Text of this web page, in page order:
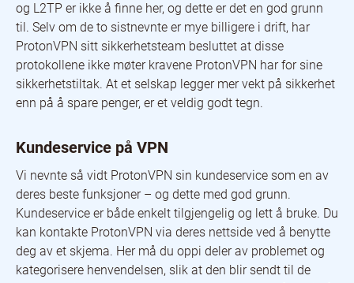
og L2TP er ikke å finne her, og dette er det en god grunn
til. Selv om de to sistnevnte er mye billigere i drift, har
ProtonVPN sitt sikkerhetsteam besluttet at disse
protokollene ikke møter kravene ProtonVPN har for sine
sikkerhetstiltak. At et selskap legger mer vekt på sikkerhet
enn på å spare penger, er et veldig godt tegn.
Kundeservice på VPN
Vi nevnte så vidt ProtonVPN sin kundeservice som en av
deres beste funksjoner – og dette med god grunn.
Kundeservice er både enkelt tilgjengelig og lett å bruke. Du
kan kontakte ProtonVPN via deres nettside ved å benytte
deg av et skjema. Her må du oppi deler av problemet og
kategorisere henvendelsen, slik at den blir sendt til de